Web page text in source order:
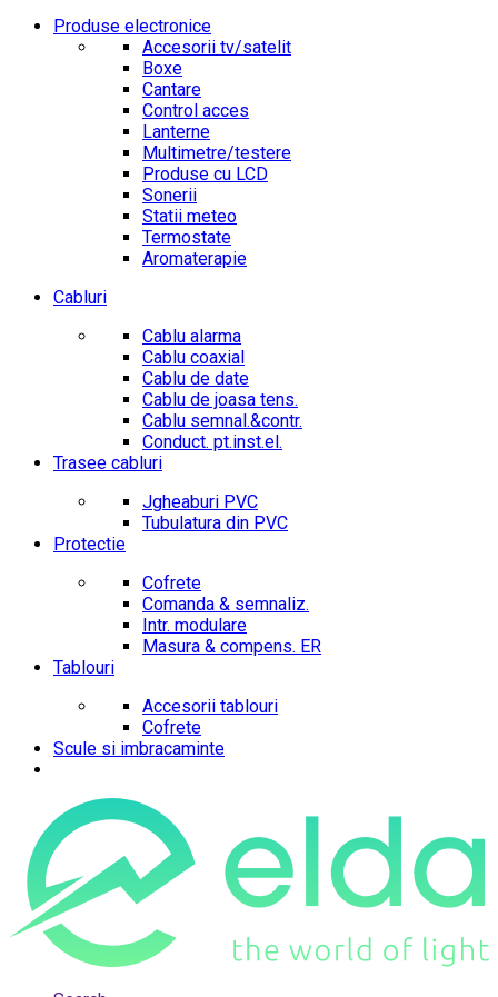
Produse electronice
Accesorii tv/satelit
Boxe
Cantare
Control acces
Lanterne
Multimetre/testere
Produse cu LCD
Sonerii
Statii meteo
Termostate
Aromaterapie
Cabluri
Cablu alarma
Cablu coaxial
Cablu de date
Cablu de joasa tens.
Cablu semnal.&contr.
Conduct. pt.inst.el.
Trasee cabluri
Jgheaburi PVC
Tubulatura din PVC
Protectie
Cofrete
Comanda & semnaliz.
Intr. modulare
Masura & compens. ER
Tablouri
Accesorii tablouri
Cofrete
Scule si imbracaminte